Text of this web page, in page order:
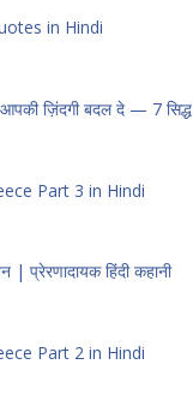
in Hindi
आपकी ज़िंदगी बदल दे — 7 सिद्ध
Part 3 in Hindi
| प्रेरणादायक हिंदी कहानी
Part 2 in Hindi